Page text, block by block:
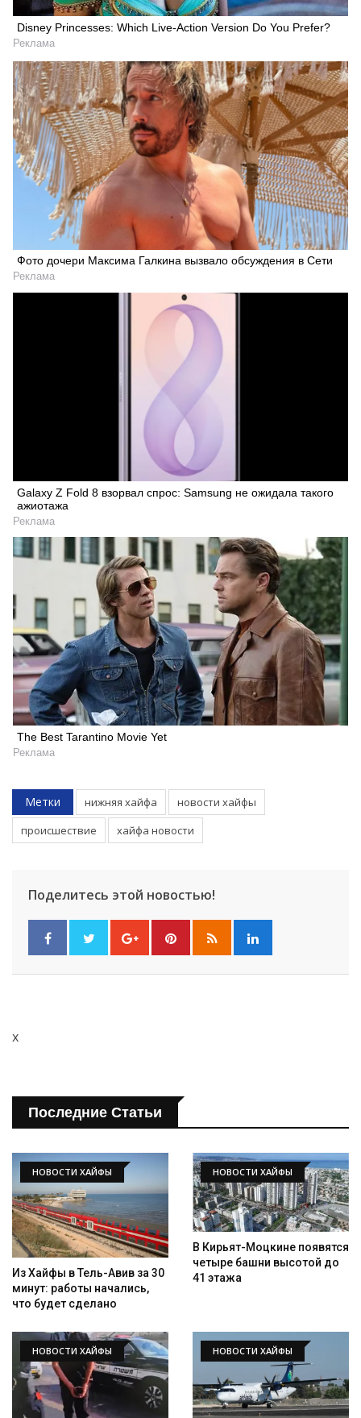
Disney Princesses: Which Live-Action Version Do You Prefer?
Реклама
Фото дочери Максима Галкина вызвало обсуждения в Сети
Реклама
Galaxy Z Fold 8 взорвал спрос: Samsung не ожидала такого
ажиотажа
Реклама
The Best Tarantino Movie Yet
Реклама
Метки нижняя хайфа
новости хайфы
происшествие
хайфа новости
Поделитесь этой новостью!
x
Последние Статьи
НОВОСТИ ХАЙФЫ
Из Хайфы в Тель-Авив за 30
минут: работы начались,
что будет сделано
НОВОСТИ ХАЙФЫ
В Кирьят-Моцкине появятся
четыре башни высотой до
41 этажа
НОВОСТИ ХАЙФЫ НОВОСТИ ХАЙФЫ